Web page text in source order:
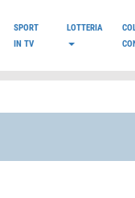
SPORT
IN TV
LOTTERIA